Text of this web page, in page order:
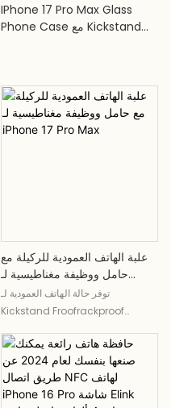
IPhone 17 Pro Max Glass
Phone Case مع Kickstand
علبة الهاتف العمودية للركيلة مع
حامل ووظيفة مغناطيسية لـ
IPhone 17 Pro Max
توفر حالة الهاتف العمودية لـ
Kickstand Froofrackproof
الحماية النهائية مع تصميمها المتين
وموادها المقاومة للصدمات. يسهل
الدعم على هاتفك للمشاهدة الخالية من
اليدين أو إرفاقه بأسطح مغناطيسية